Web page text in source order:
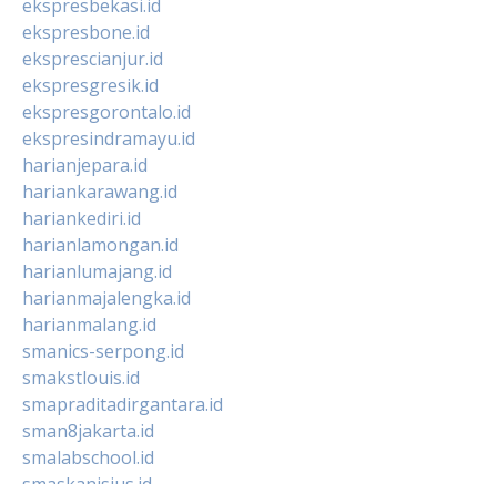
ekspresbekasi.id
ekspresbone.id
eksprescianjur.id
ekspresgresik.id
ekspresgorontalo.id
ekspresindramayu.id
harianjepara.id
hariankarawang.id
hariankediri.id
harianlamongan.id
harianlumajang.id
harianmajalengka.id
harianmalang.id
smanics-serpong.id
smakstlouis.id
smapraditadirgantara.id
sman8jakarta.id
smalabschool.id